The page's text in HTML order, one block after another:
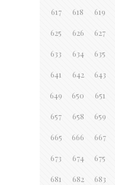
617 618 619
625 626 627
633 634 635
641 642 643
649 650 651
657 658 659
665 666 667
673 674 675
681 682 683